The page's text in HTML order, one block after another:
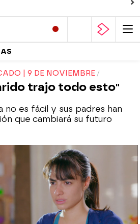
| 9 DE NOVIEMBRE
trajo todo esto"
no es fácil y sus padres han
que cambiará su futuro